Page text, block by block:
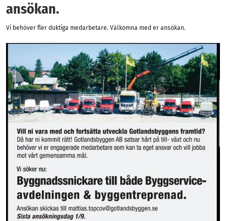
ansökan.
Vi behöver fler duktiga medarbetare. Välkomna med er ansökan.